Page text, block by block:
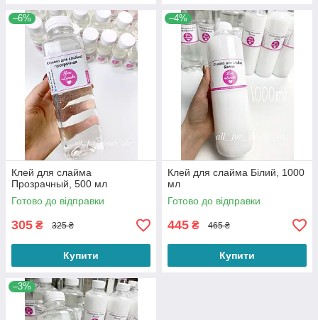
–6%
Клей для слайма
Прозрачный, 500 мл
Готово до відправки
305 ₴ 325 ₴
Купити
–4%
Клей для слайма Білий, 1000
мл
Готово до відправки
445 ₴ 465 ₴
Купити
–3%